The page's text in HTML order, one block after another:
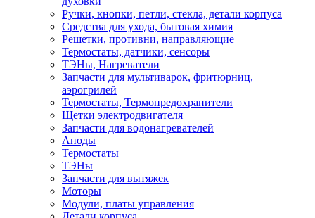
Ручки, кнопки, петли, стекла, детали корпуса
Средства для ухода, бытовая химия
Решетки, противни, направляющие
Термостаты, датчики, сенсоры
ТЭНы, Нагреватели
Запчасти для мультиварок, фритюрниц,
аэрогрилей
Термостаты, Термопредохранители
Щетки электродвигателя
Запчасти для водонагревателей
Аноды
Термостаты
ТЭНы
Запчасти для вытяжек
Моторы
Модули, платы управления